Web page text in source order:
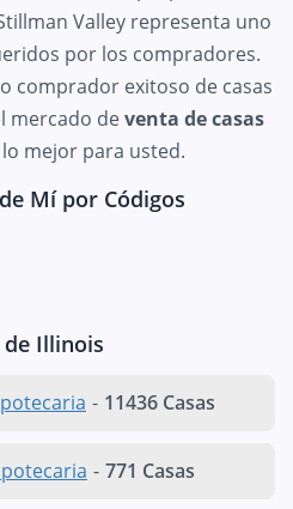
Valley representa uno
por los compradores.
comprador exitoso de casas
mercado deventa de casas
mejor para usted.
Mí por Códigos
de Illinois
- 11436 Casas
- 771 Casas